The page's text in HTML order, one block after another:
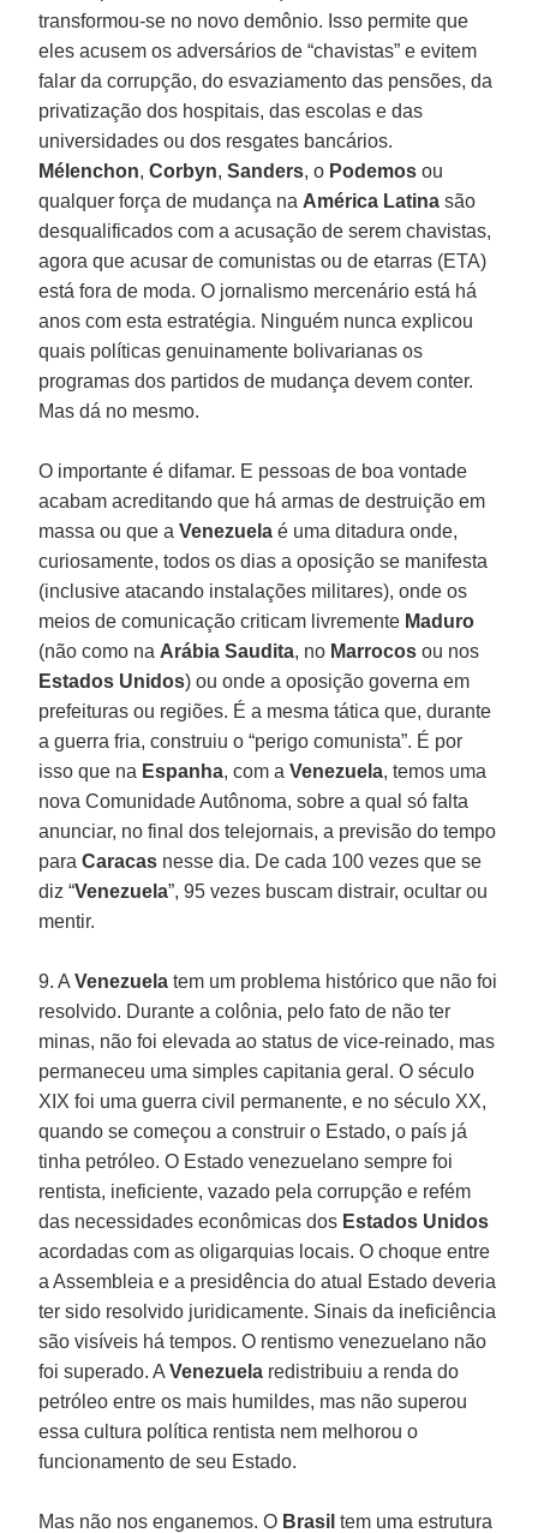
transformou-se no novo demônio. Isso permite que
eles acusem os adversários de “chavistas” e evitem
falar da corrupção, do esvaziamento das pensões, da
privatização dos hospitais, das escolas e das
universidades ou dos resgates bancários.
Mélenchon,Corbyn,Sanders, o Podemos ou
qualquer força de mudança na América Latina são
desqualificados com a acusação de serem chavistas,
agora que acusar de comunistas ou de etarras (ETA)
está fora de moda. O jornalismo mercenário está há
anos com esta estratégia. Ninguém nunca explicou
quais políticas genuinamente bolivarianas os
programas dos partidos de mudança devem conter.
Mas dá no mesmo.
O importante é difamar. E pessoas de boa vontade
acabam acreditando que há armas de destruição em
massa ou que aVenezuela é uma ditadura onde,
curiosamente, todos os dias a oposição se manifesta
(inclusive atacando instalações militares), onde os
meios de comunicação criticam livremente Maduro
(não como na Arábia Saudita, no Marrocos ou nos
Estados Unidos) ou onde a oposição governa em
prefeituras ou regiões. É a mesma tática que, durante
a guerra fria, construiu o “perigo comunista”. É por
isso que na Espanha, com aVenezuela, temos uma
nova Comunidade Autônoma, sobre a qual só falta
anunciar, no final dos telejornais, a previsão do tempo
paraCaracas nesse dia. De cada 100 vezes que se
diz “Venezuela”, 95 vezes buscam distrair, ocultar ou
mentir.
9. AVenezuela tem um problema histórico que não foi
resolvido. Durante a colônia, pelo fato de não ter
minas, não foi elevada ao status de vice-reinado, mas
permaneceu uma simples capitania geral. O século
XIX foi uma guerra civil permanente, e no século XX,
quando se começou a construir o Estado, o país já
tinha petróleo. O Estado venezuelano sempre foi
rentista, ineficiente, vazado pela corrupção e refém
das necessidades econômicas dos Estados Unidos
acordadas com as oligarquias locais. O choque entre
a Assembleia e a presidência do atual Estado deveria
ter sido resolvido juridicamente. Sinais da ineficiência
são visíveis há tempos. O rentismo venezuelano não
foi superado. AVenezuela redistribuiu a renda do
petróleo entre os mais humildes, mas não superou
essa cultura política rentista nem melhorou o
funcionamento de seu Estado.
Mas não nos enganemos. O Brasil tem uma estrutura